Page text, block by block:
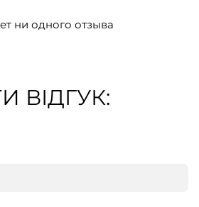
ни одного отзыва
ВІДГУК: